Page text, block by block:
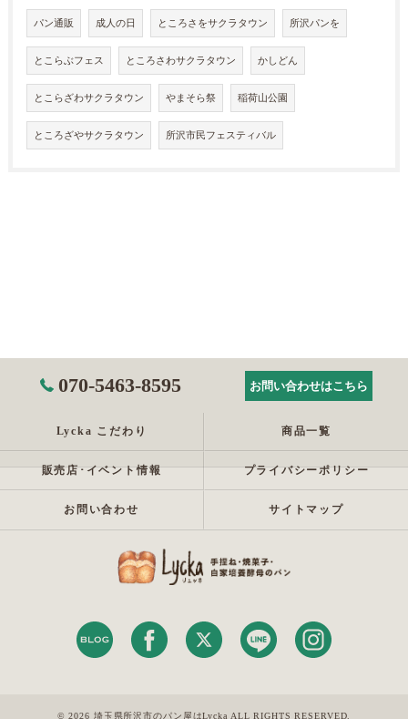
パン通販 成人の日 ところさをサクラタウン 所沢パンを
とこらぶフェス ところさわサクラタウン かしどん
とこらざわサクラタウン やまそら祭 稲荷山公園
ところざやサクラタウン 所沢市民フェスティバル
070-5463-8595 お問い合わせはこちら
Lycka こだわり 商品一覧
販売店･イベント情報 プライバシーポリシー
お問い合わせ サイトマップ
© 2026 埼玉県所沢市のパン屋はLycka ALL RIGHTS RESERVED.